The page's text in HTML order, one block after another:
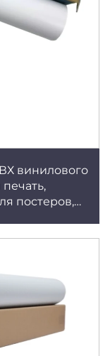
винилового
постеров,